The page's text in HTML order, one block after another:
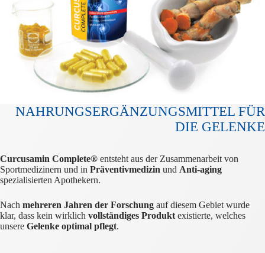
NAHRUNGSERGÄNZUNGSMITTEL FÜR
DIE GELENKE
Curcusamin Complete® entsteht aus der Zusammenarbeit von
Sportmedizinern und in Präventivmedizin und Anti-aging
spezialisierten Apothekern.
Nach mehreren Jahren der Forschung auf diesem Gebiet wurde
klar, dass kein wirklich vollständiges Produkt existierte, welches
unsere Gelenke optimal pflegt.